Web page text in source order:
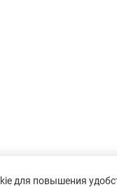
для повышения